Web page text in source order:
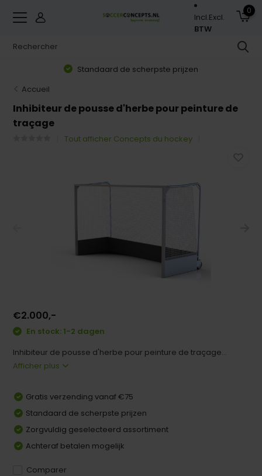
Incl.Excl.
BTW
0
Standaard de scherpste prijzen
Accueil
Inhibiteur de pousse d'herbe pour peinture de
traçage
Tout afficher Concepts du hockey
€2.000,-
En stock: 1-2 dagen
Inhibiteur de pousse d'herbe pour peinture de traçage...
Afficher plus
Gratis verzending vanaf €75
Standaard de scherpste prijzen
Zorgvuldig geselecteerd assortiment
Achteraf betalen mogelijk
Comparer